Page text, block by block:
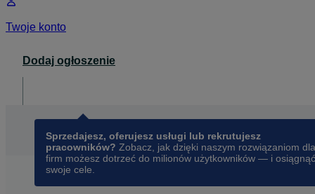
Twoje konto
Dodaj ogłoszenie
Sprzedajesz, oferujesz usługi lub rekrutujesz
pracowników? Zobacz, jak dzięki naszym rozwiązaniom dla
firm możesz dotrzeć do milionów użytkowników — i osiągnąć
swoje cele.